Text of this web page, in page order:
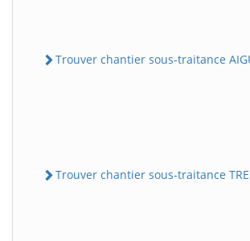
Trouver chantier sous-traitance
Trouver chantier sous-traitance